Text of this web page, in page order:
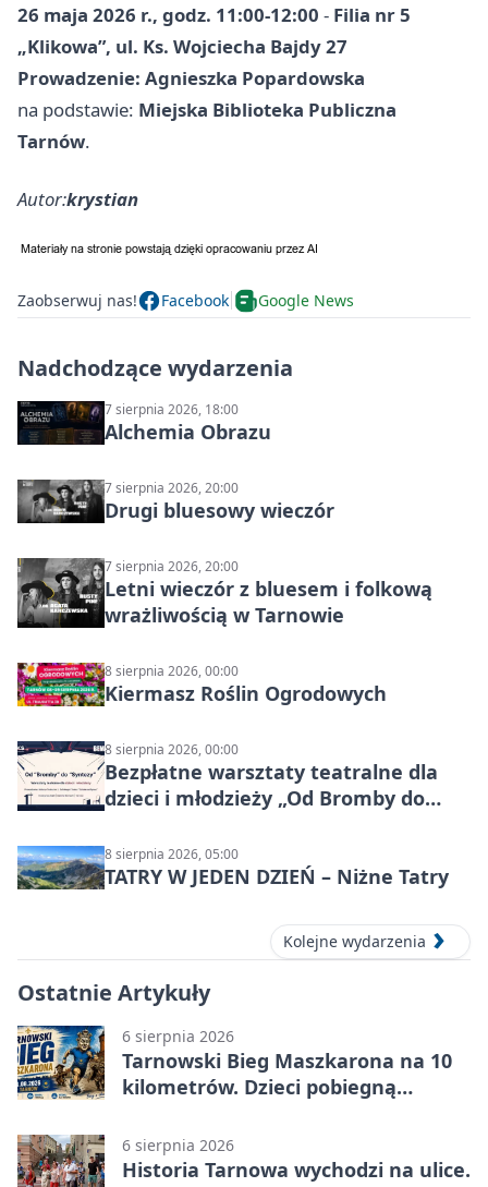
26 maja 2026 r., godz. 11:00-12:00 - Filia nr 5
„Klikowa”, ul. Ks. Wojciecha Bajdy 27
Prowadzenie: Agnieszka Popardowska
na podstawie: Miejska Biblioteka Publiczna
Tarnów.
Autor:krystian
Zaobserwuj nas! Facebook Google News
Nadchodzące wydarzenia
7 sierpnia 2026, 18:00
Alchemia Obrazu
7 sierpnia 2026, 20:00
Drugi bluesowy wieczór
7 sierpnia 2026, 20:00
Letni wieczór z bluesem i folkową
wrażliwością w Tarnowie
8 sierpnia 2026, 00:00
Kiermasz Roślin Ogrodowych
8 sierpnia 2026, 00:00
Bezpłatne warsztaty teatralne dla
dzieci i młodzieży „Od Bromby do
8 sierpnia 2026, 05:00
TATRY W JEDEN DZIEŃ – Niżne Tatry
Kolejne wydarzenia
Ostatnie Artykuły
6 sierpnia 2026
Tarnowski Bieg Maszkarona na 10
kilometrów. Dzieci pobiegną
6 sierpnia 2026
Historia Tarnowa wychodzi na ulice.